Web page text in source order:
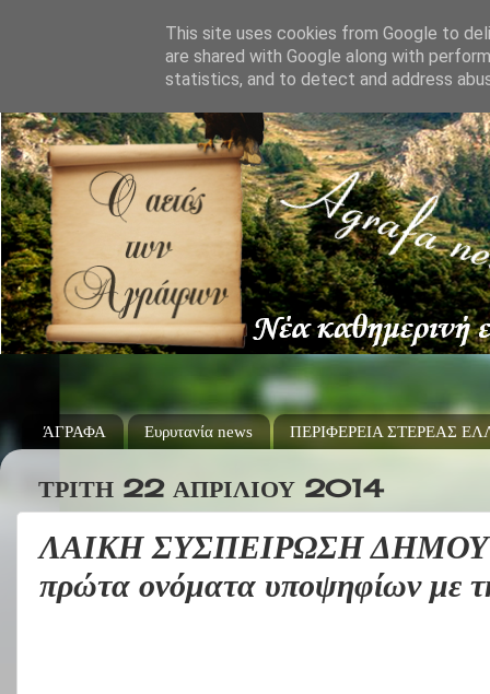
ΆΓΡΑΦΑ Ευρυτανία news ΠΕΡΙΦΕΡΕΙΑ ΣΤΕΡΕΑΣ
ΤΡΊΤΗ 22 ΑΠΡΙΛΊΟΥ 2014
ΛΑΙΚΗ ΣΥΣΠΕΙΡΩΣΗ
πρώτα ονόματα υποψηφίων με
This site uses cookies from Google to
are shared with Google along with
statistics, and to detect and address